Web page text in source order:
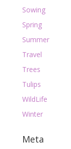
Sowing
Spring
Summer
Travel
Trees
Tulips
WildLife
Winter
Meta